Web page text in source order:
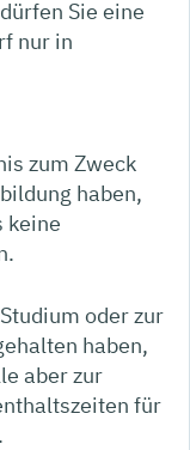
Sie eine
nur in
zum Zweck
haben,
keine
oder zur
haben,
aber zur
für